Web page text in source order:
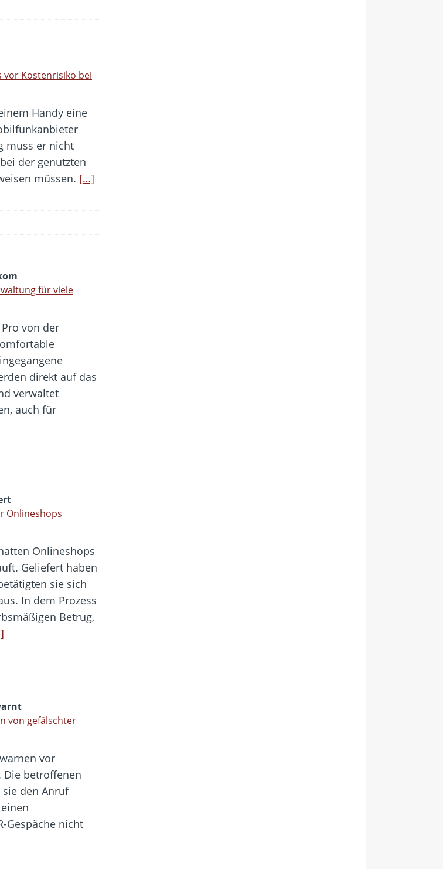
Kostenrisiko bei
Handy eine
muss er nicht
der genutzten
müssen. […]
für viele
von der
direkt auf das
verwaltet
auch für
Onlineshops
Onlineshops
Geliefert haben
sie sich
In dem Prozess
Betrug,
von gefälschter
vor
Die betroffenen
den Anruf
Gespäche nicht